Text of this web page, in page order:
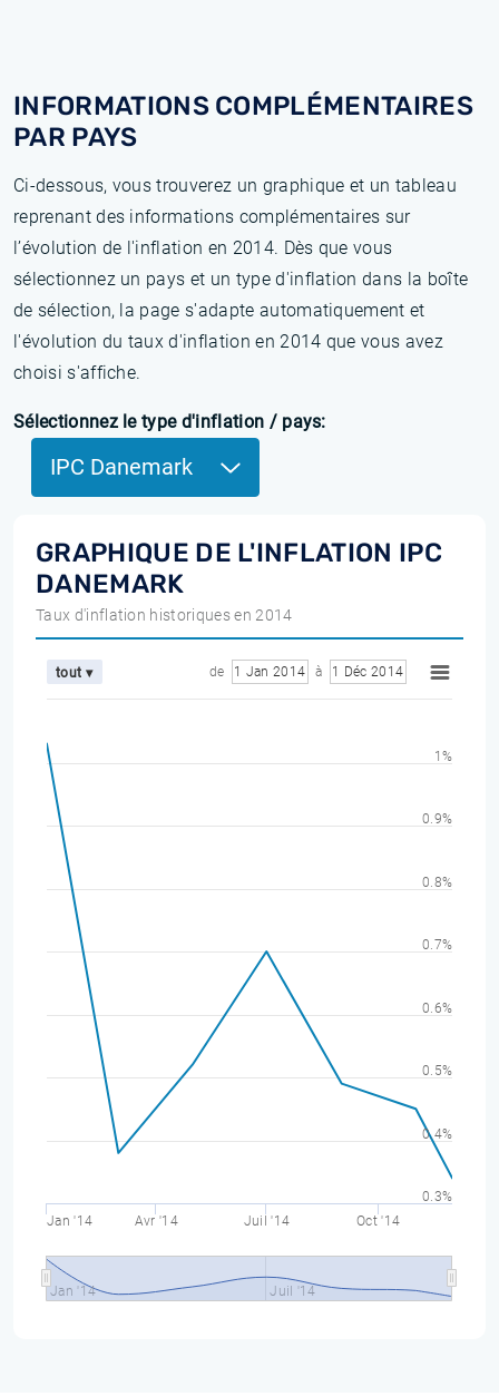
INFORMATIONS COMPLÉMENTAIRES
PAR PAYS
Ci-dessous, vous trouverez un graphique et un tableau
reprenant des informations complémentaires sur
l’évolution de l'inflation en 2014. Dès que vous
sélectionnez un pays et un type d'inflation dans la boîte
de sélection, la page s'adapte automatiquement et
l'évolution du taux d'inflation en 2014 que vous avez
choisi s'affiche.
Sélectionnez le type d'inflation / pays:
IPC Danemark
GRAPHIQUE DE L'INFLATION IPC
DANEMARK
Taux d'inflation historiques en 2014
tout ▾ de 1 Jan 2014 à 1 Déc 2014
Jan '14 Avr '14 Juil '14 Oct '14
Jan '14 Juil '14
0.3%
0.4%
0.5%
0.6%
0.7%
0.8%
0.9%
1%